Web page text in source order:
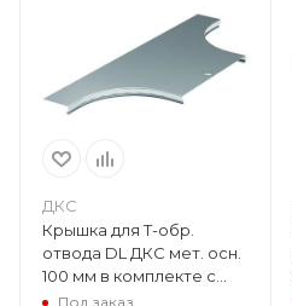
ДКС
Крышка для Т-обр.
отвода DL ДКС мет. осн.
100 мм в комплекте с
метизами и пластинами
Под заказ